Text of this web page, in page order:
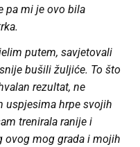
pa mi je ovo bila
putem, savjetovali
bušili žuljiće. To što
rezultat, ne
uspjesima hrpe svojih
trenirala ranije i
ovog mog grada i mojih